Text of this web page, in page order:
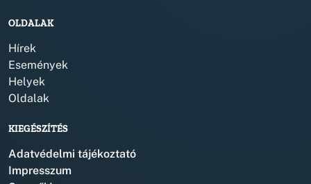
OLDALAK
Hírek
Események
Helyek
Oldalak
KIEGÉSZÍTÉS
Adatvédelmi tájékoztató
Impresszum